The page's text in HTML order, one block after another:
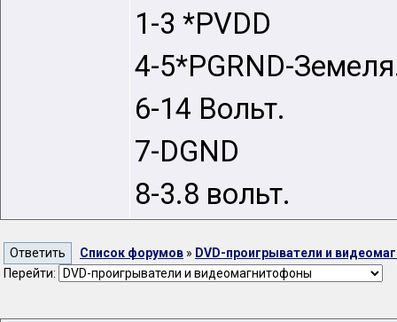
1-3 *PVDD
4-5*PGRND-
6-14 Вольт.
7-DGND
8-3.8 вольт.
Список форумов » DVD-проигрыватели и
Перейти: